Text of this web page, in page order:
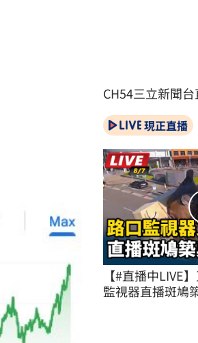
CH54三立新聞
現正直播
【#直播中LIVE
監視器直播斑鳩